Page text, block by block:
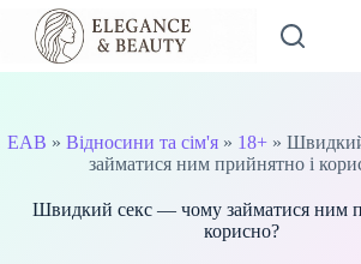
Перейти
вмісту
EAB »Відносини та сім'я » 18+ »
займатися ним прийнятно і
Швидкий секс — чому займатися ним
корисно?